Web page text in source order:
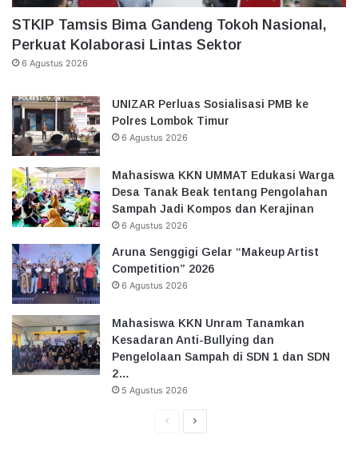
STKIP Tamsis Bima Gandeng Tokoh Nasional,
Perkuat Kolaborasi Lintas Sektor
6 Agustus 2026
UNIZAR Perluas Sosialisasi PMB ke
Polres Lombok Timur
6 Agustus 2026
Mahasiswa KKN UMMAT Edukasi Warga
Desa Tanak Beak tentang Pengolahan
Sampah Jadi Kompos dan Kerajinan
6 Agustus 2026
Aruna Senggigi Gelar “Makeup Artist
Competition” 2026
6 Agustus 2026
Mahasiswa KKN Unram Tanamkan
Kesadaran Anti-Bullying dan
Pengelolaan Sampah di SDN 1 dan SDN
2…
5 Agustus 2026
HalamanHalaman